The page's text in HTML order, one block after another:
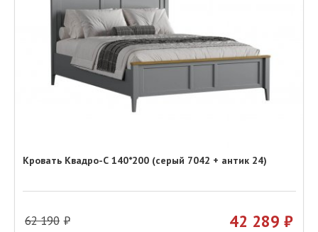
Кровать Квадро-С 140*200 (серый 7042 + антик 24)
62 190 42 289